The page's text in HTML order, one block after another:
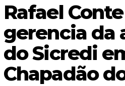
Rafael
gerencia da
do Sicredi
Chapadão